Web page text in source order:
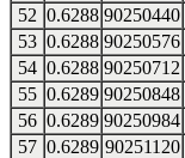
52 0.6288 90250440
53 0.6288 90250576
54 0.6288 90250712
55 0.6289 90250848
56 0.6289 90250984
57 0.6289 90251120